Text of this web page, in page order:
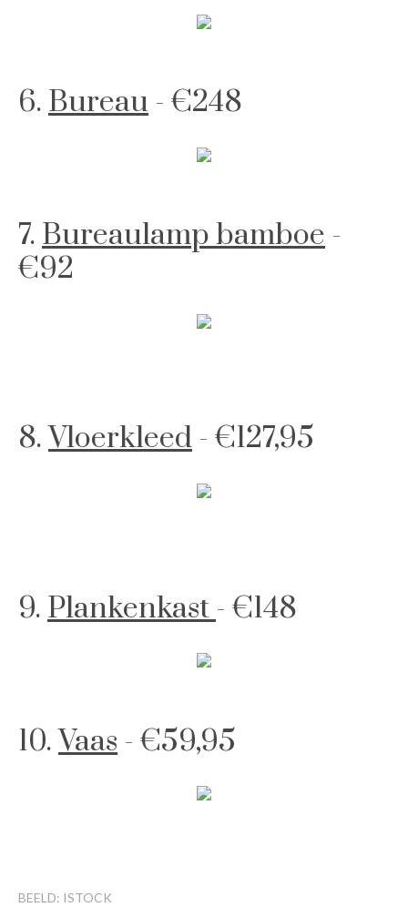
6.Bureau - €248
7.Bureaulamp bamboe -
€92
8.Vloerkleed - €127,95
9. Plankenkast - €148
10.Vaas - €59,95
BEELD: ISTOCK